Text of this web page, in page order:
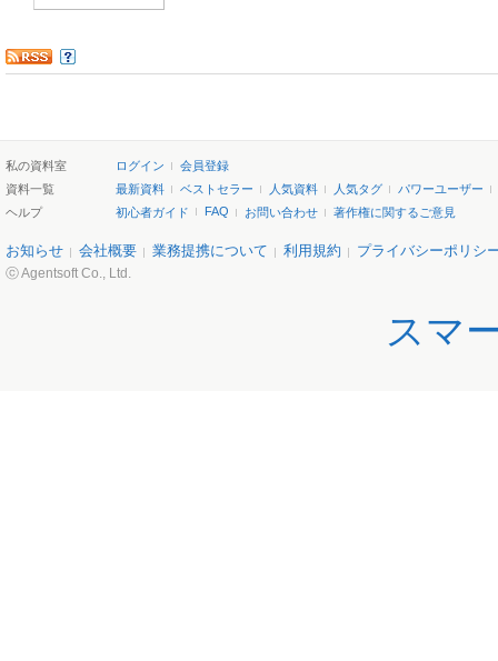
私の資料室 ログイン
会員登録
資料一覧
最新資料 ベストセラー 人気資料 人気タグ
パワーユーザー
ヘルプ
初心者ガイド FAQ お問い合わせ 著作権に関するご意見
お知らせ 会社概要 業務提携について 利用規約 プライバシーポリシ
ⓒ Agentsoft Co., Ltd.
スマ